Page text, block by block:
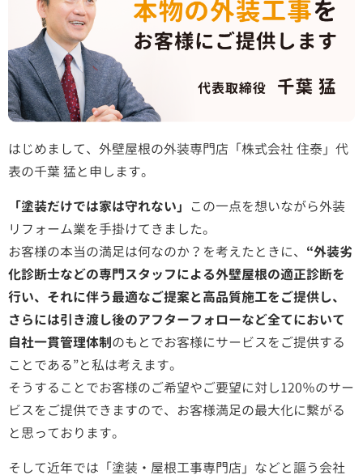
はじめまして、外壁屋根の外装専門店「株式会社 住泰」代
表の千葉 猛と申します。
「塗装だけでは家は守れない」 この一点を想いながら外装
リフォーム業を手掛けてきました。
お客様の本当の満足は何なのか？を考えたときに、 “外装劣
化診断士などの専門スタッフによる外壁屋根の適正診断を
行い、それに伴う最適なご提案と高品質施工をご提供し、
さらには引き渡し後のアフターフォローなど全てにおいて
自社一貫管理体制のもとでお客様にサービスをご提供する
ことである”と私は考えます。
そうすることでお客様のご希望やご要望に対し120％のサー
ビスをご提供できますので、お客様満足の最大化に繋がる
と思っております。
そして近年では「塗装・屋根工事専門店」などと謳う会社